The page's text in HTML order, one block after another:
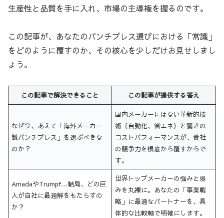
生産性と品質を手に入れ、市場の主導権を握るのです。
この記事が、あなたのパンチプレス選びにおける「常識」
をどのように覆すのか、その核心を少しだけお見せしまし
ょう。
この記事で解決できること この記事が提供する答え
なぜ今、あえて「海外メーカー
製パンチプレス」を選ぶべきな
のか？
国内メーカーにはない革新的技
術（自動化、省エネ）と驚きの
コストパフォーマンスが、貴社
の競争力を根底から覆すからで
す。
AmadaやTrumpf…結局、どの巨
人が自社に最適解をもたらすの
か？
世界トップメーカーの強みと弱
みを丸裸に。あなたの「事業戦
略」に最適なパートナーを、具
体的な比較軸で明確にします。